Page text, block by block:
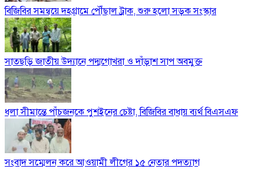
বিজিবির সমন্বয়ে দহগ্রামে পৌঁছাল ট্রাক, শুরু হলো সড়ক সংস্কার
সাতছড়ি জাতীয় উদ্যানে পদ্মগোখরা ও দাঁড়াশ সাপ অবমুক্ত
ধলা সীমান্তে পাঁচজনকে পুশইনের চেষ্টা, বিজিবির বাধায় ব্যর্থ বিএসএফ
সংবাদ সম্মেলন করে আওয়ামী লীগের ১৫ নেতার পদত্যাগ